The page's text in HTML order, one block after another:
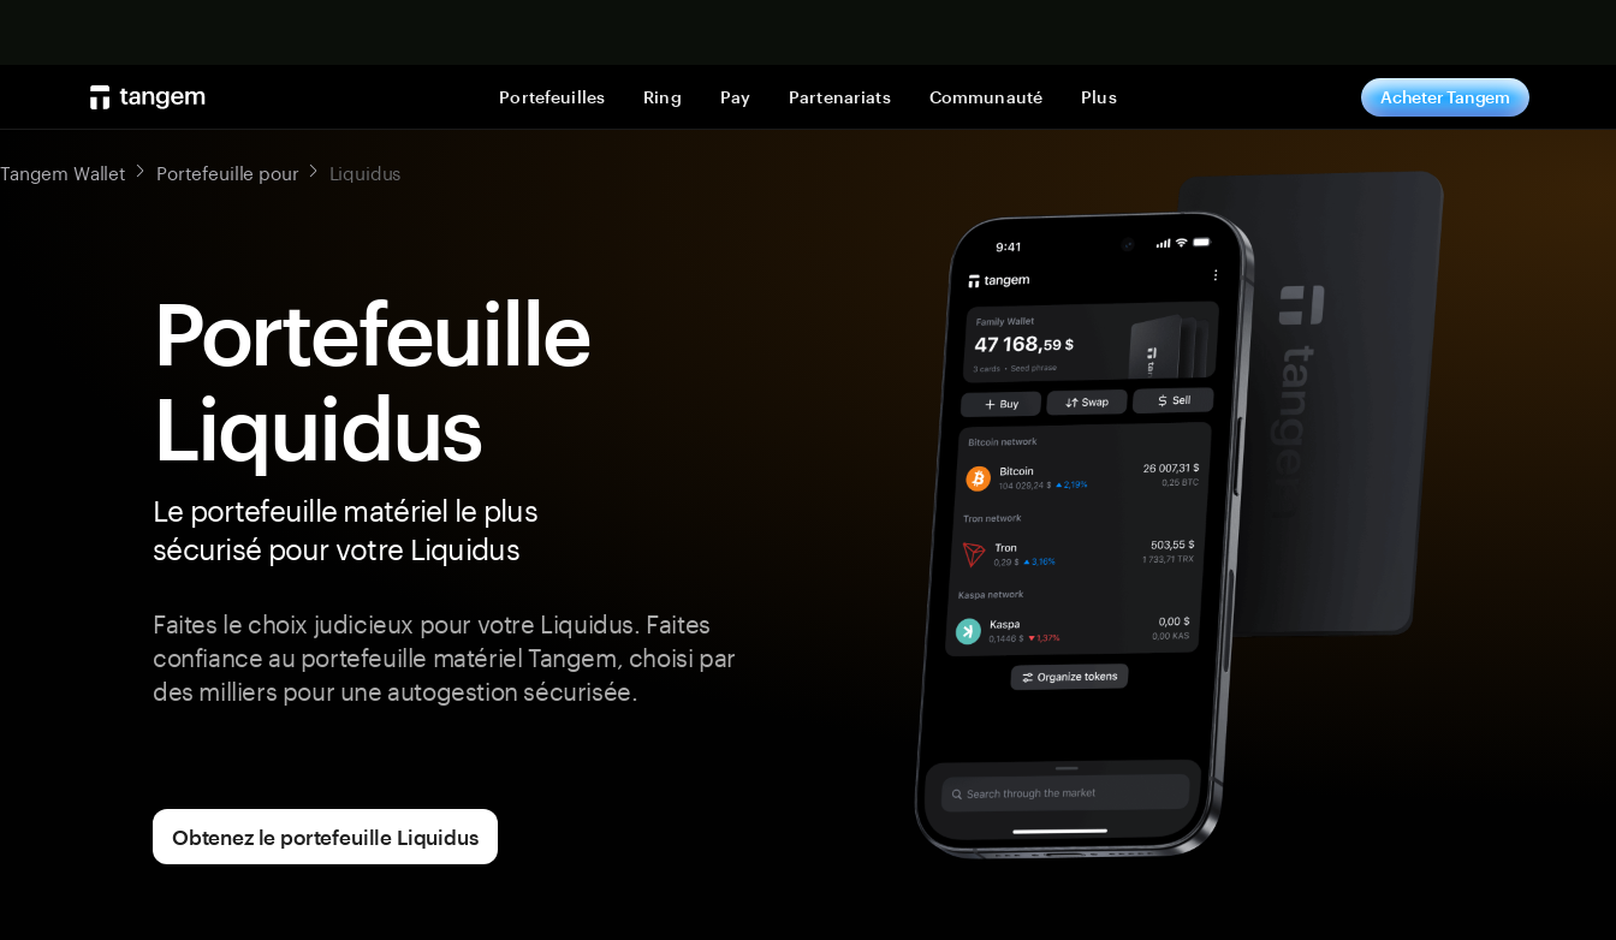
Portefeuilles Ring Pay Partenariats Communauté Plus Acheter Tangem
Tangem Wallet Portefeuille pour Liquidus
Portefeuille
Liquidus
Le portefeuille matériel le plus
sécurisé pour votre Liquidus
Faites le choix judicieux pour votre Liquidus. Faites
confiance au portefeuille matériel Tangem, choisi par
des milliers pour une autogestion sécurisée.
Obtenez le portefeuille Liquidus